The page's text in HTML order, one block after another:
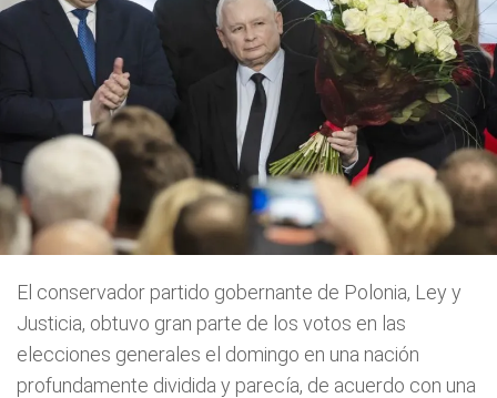
El conservador partido gobernante de Polonia, Ley y
Justicia, obtuvo gran parte de los votos en las
elecciones generales el domingo en una nación
profundamente dividida y parecía, de acuerdo con una